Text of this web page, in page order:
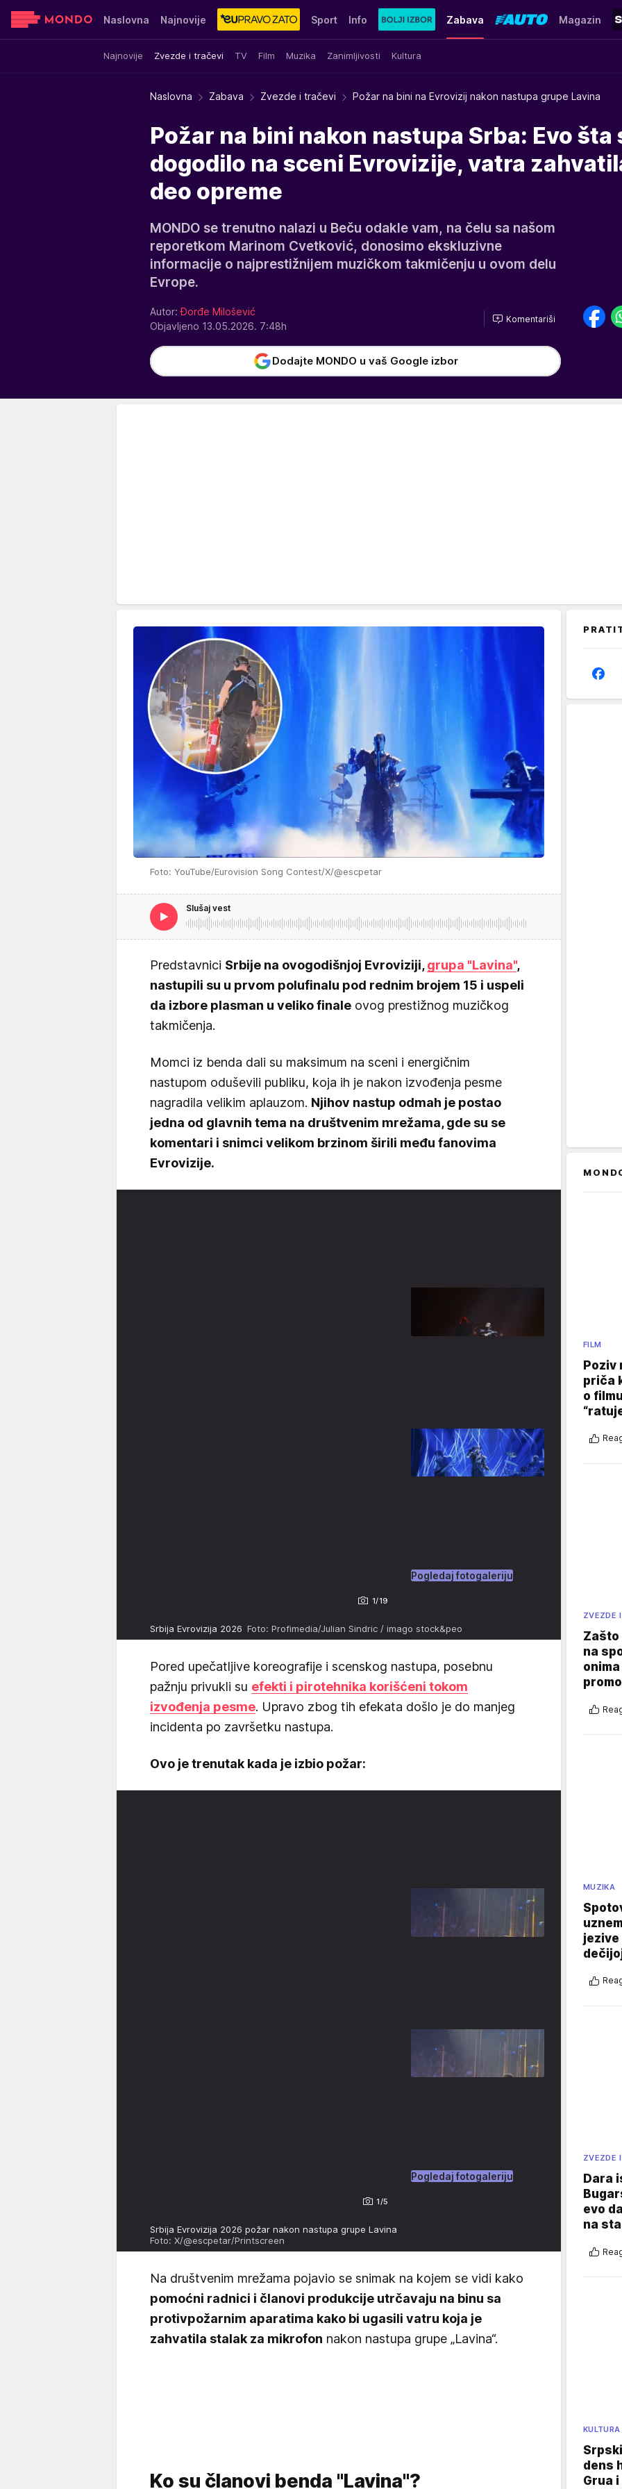
Naslovna Najnovije Sport Info Zabava
Najnovije Zvezde i tračevi TV Film Muzika Zanimljivosti Kultura
Magazin
Sensa Stvar ukusa Yumama
Naslovna Zabava Zvezde i tračevi Požar na bini na Evrovizij nakon nastupa grupe Lavina
Požar na bini nakon nastupa Srba: Evo šta
dogodilo na sceni Evrovizije, vatra
deo opreme
MONDO se trenutno nalazi u Beču odakle vam, na čelu sa našom
reporetkom Marinom Cvetković, donosimo ekskluzivne
informacije o najprestižnijem muzičkom takmičenju u ovom delu
Evrope.
Autor: Đorđe Milošević
Objavljeno 13.05.2026. 7:48h
Komentariši
Dodajte MONDO u vaš Google izbor
Foto: YouTube/Eurovision Song Contest/X/@escpetar
Slušaj vest
Predstavnici Srbije na ovogodišnjoj Evroviziji,grupa "Lavina",
nastupili su u prvom polufinalu pod rednim brojem 15 i uspeli
da izbore plasman u veliko finale ovog prestižnog muzičkog
takmičenja.
Momci iz benda dali su maksimum na sceni i energičnim
nastupom oduševili publiku, koja ih je nakon izvođenja pesme
nagradila velikim aplauzom. Njihov nastup odmah je postao
jedna od glavnih tema na društvenim mrežama, gde su se
komentari i snimci velikom brzinom širili među fanovima
Evrovizije.
1/19
Pogledaj fotogaleriju
Srbija Evrovizija 2026 Foto: Profimedia/Julian Sindric / imago stock&peo
Pored upečatljive koreografije i scenskog nastupa, posebnu
pažnju privukli su efekti i pirotehnika korišćeni tokom
izvođenja pesme. Upravo zbog tih efekata došlo je do manjeg
incidenta po završetku nastupa.
Ovo je trenutak kada je izbio požar:
1/5
Pogledaj fotogaleriju
Srbija Evrovizija 2026 požar nakon nastupa grupe Lavina
Foto: X/@escpetar/Printscreen
Na društvenim mrežama pojavio se snimak na kojem se vidi kako
pomoćni radnici i članovi produkcije utrčavaju na binu sa
protivpožarnim aparatima kako bi ugasili vatru koja je
zahvatila stalak za mikrofon nakon nastupa grupe „Lavina“.
Ko su članovi benda "Lavina"?
FILM
Poziv
priča
o
ZVEZDE
Zašto
na
MUZIKA
jezive
ZVEZDE
Dara
evo
na
KULTURA
dens
Grua